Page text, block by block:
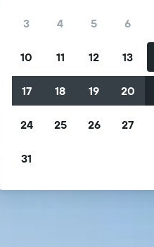
3 4 5 6
10 11 12 13
17 18 19 20
24 25 26 27
31